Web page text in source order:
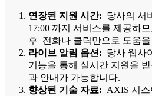
연장된 지원 시간: 당사의 서
17:00 까지 서비스를 제공하
후 전화나 클릭만으로 도움
라이브 알림 옵션: 당사 웹사
기능을 통해 실시간 지원을
과 안내가 가능합니다.
향상된 기술 자료: AXIS 시